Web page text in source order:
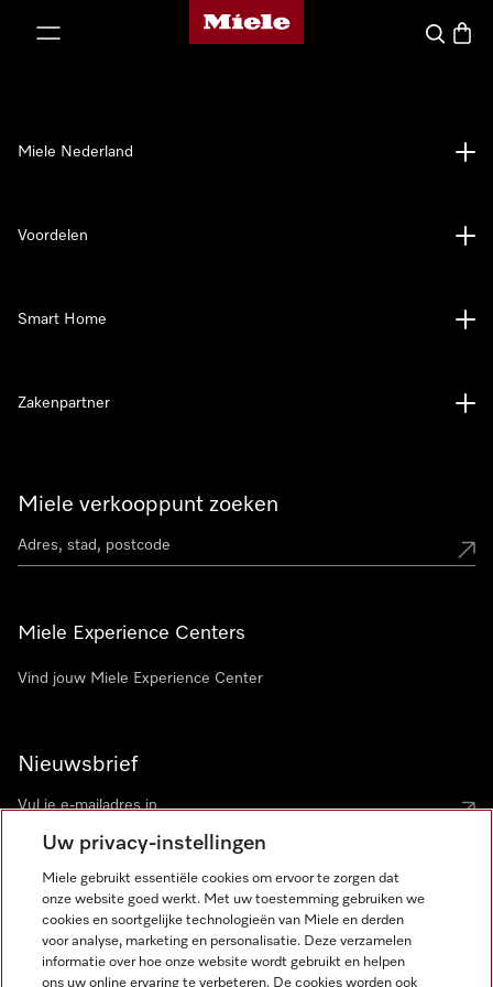
Homepage van Miele
Wat zoek
Miele verkooppunt zoeken
Miele Experience Centers
Vind jouw Miele Experience Center
Nieuwsbrief
Miele Nederland
Voordelen
Smart Home
Zakenpartner
Miele op Instagram
Miele op Facebook
Miele op Youtube
Uw privacy-instellingen
Miele gebruikt essentiële cookies om ervoor te zorgen dat
onze website goed werkt. Met uw toestemming gebruiken we
cookies en soortgelijke technologieën van Miele en derden
voor analyse, marketing en personalisatie. Deze verzamelen
informatie over hoe onze website wordt gebruikt en helpen
ons uw online ervaring te verbeteren. De cookies worden ook